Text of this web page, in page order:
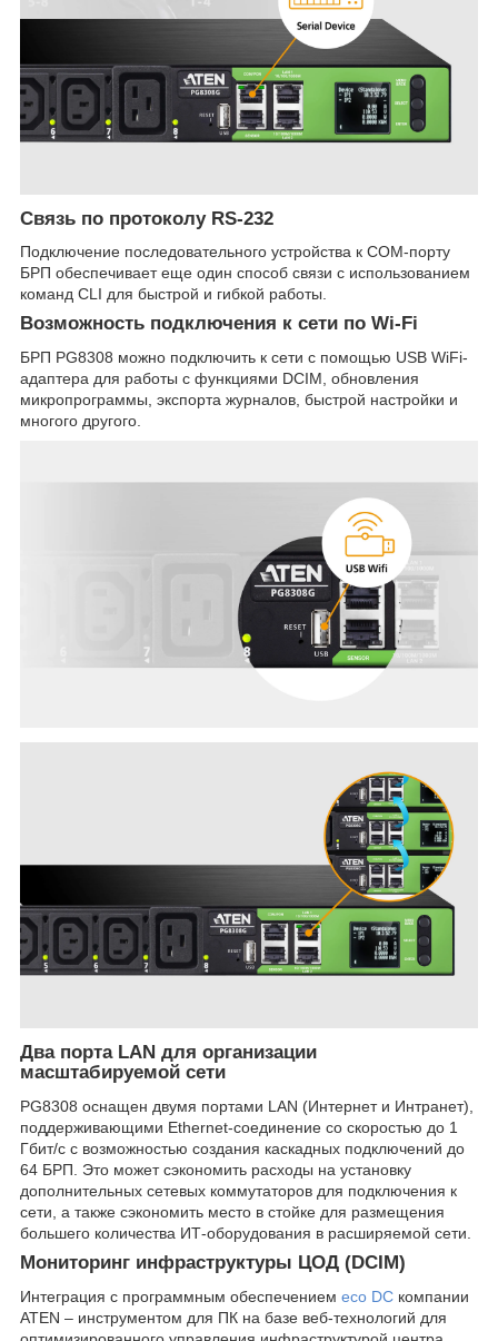
Связь по протоколу RS-232
Подключение последовательного устройства к COM-порту
БРП обеспечивает еще один способ связи с использованием
команд CLI для быстрой и гибкой работы.
Возможность подключения к сети по Wi-Fi
БРП PG8308 можно подключить к сети с помощью USB WiFi-
адаптера для работы с функциями DCIM, обновления
микропрограммы, экспорта журналов, быстрой настройки и
многого другого.
Два порта LAN для организации
масштабируемой сети
PG8308 оснащен двумя портами LAN (Интернет и Интранет),
поддерживающими Ethernet-соединение со скоростью до 1
Гбит/с с возможностью создания каскадных подключений до
64 БРП. Это может сэкономить расходы на установку
дополнительных сетевых коммутаторов для подключения к
сети, а также сэкономить место в стойке для размещения
большего количества ИТ-оборудования в расширяемой сети.
Мониторинг инфраструктуры ЦОД (DCIM)
Интеграция с программным обеспечением eco DC компании
ATEN – инструментом для ПК на базе веб-технологий для